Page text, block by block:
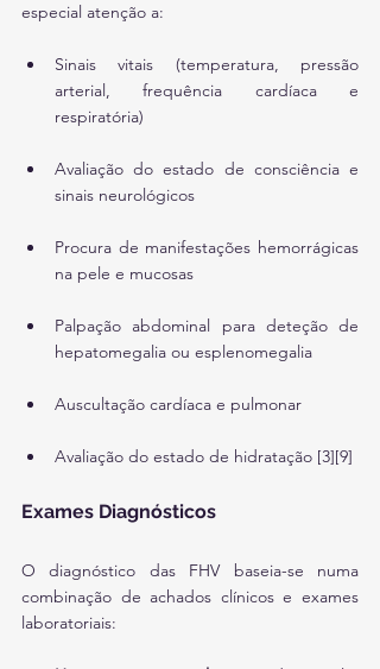
especial atenção a:
Sinais vitais (temperatura, pressão
arterial, frequência cardíaca e
respiratória)
Avaliação do estado de consciência e
sinais neurológicos
Procura de manifestações hemorrágicas
na pele e mucosas
Palpação abdominal para deteção de
hepatomegalia ou esplenomegalia
Auscultação cardíaca e pulmonar
Avaliação do estado de hidratação [3][9]
Exames Diagnósticos
O diagnóstico das FHV baseia-se numa
combinação de achados clínicos e exames
laboratoriais: